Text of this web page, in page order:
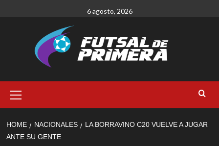
6 agosto, 2026
Menu
HOME NACIONALES
LA BORRAVINO C20 VUELVE A JUGAR
ANTE SU GENTE